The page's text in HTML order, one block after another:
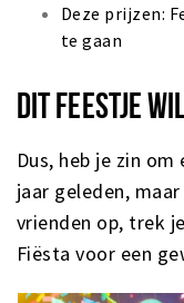
Deze prijzen:
te gaan
DIT FEESTJE
Dus, heb je zin
jaar geleden,
vrienden op, trek
Fiësta voor een